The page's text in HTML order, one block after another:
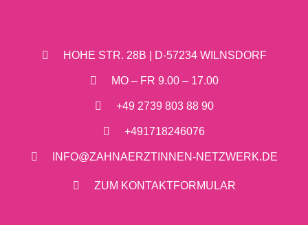
HOHE STR. 28B | D-57234 WILNSDORF
MO – FR 9.00 – 17.00
+49 2739 803 88 90
+491718246076
INFO@ZAHNAERZTINNEN-NETZWERK.DE
ZUM KONTAKTFORMULAR